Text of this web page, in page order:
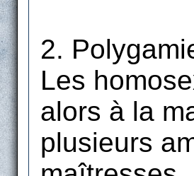
2.
Les
alors à la
plusieurs